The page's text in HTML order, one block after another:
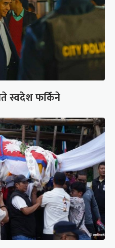
स्वदेश फर्किने